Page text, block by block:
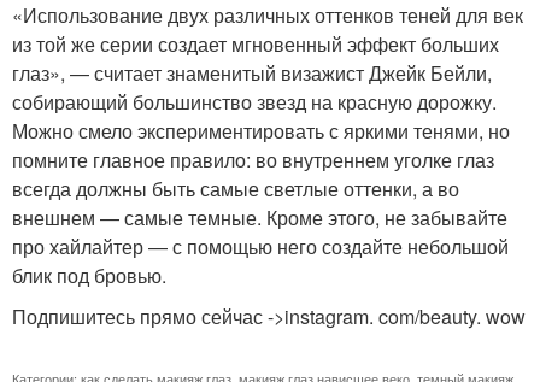
«Использование двух различных оттенков теней для век
из той же серии создает мгновенный эффект больших
глаз», — считает знаменитый визажист Джейк Бейли,
собирающий большинство звезд на красную дорожку.
Можно смело экспериментировать с яркими тенями, но
помните главное правило: во внутреннем уголке глаз
всегда должны быть самые светлые оттенки, а во
внешнем — самые темные. Кроме этого, не забывайте
про хайлайтер — с помощью него создайте небольшой
блик под бровью.
Подпишитесь прямо сейчас ->instagram. com/beauty. wow